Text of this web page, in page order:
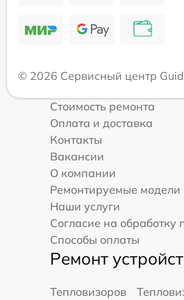
© 2026 Сервисный центр
Стоимость ремонта
Оплата и доставка
Контакты
Вакансии
О компании
Ремонтируемые модели
Наши услуги
Согласие на
Способы оплаты
Ремонт
Тепловизоров